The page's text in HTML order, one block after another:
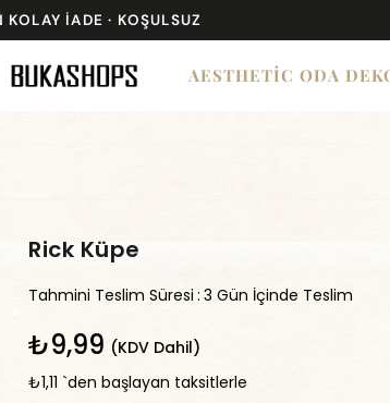
KOLAY İADE · KOŞULSUZ
AESTHETİC ODA
Rick Küpe
Tahmini Teslim Süresi : 3 Gün İçinde Teslim
₺9,99 (KDV Dahil)
₺1,11 `den başlayan taksitlerle